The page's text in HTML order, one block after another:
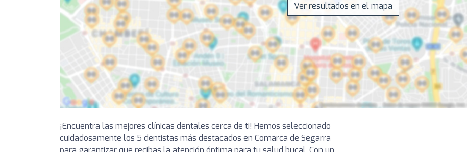
Ver resultados en el mapa
¡Encuentra las mejores clínicas dentales cerca de ti! Hemos seleccionado
cuidadosamente los 5 dentistas más destacados en Comarca de Segarra